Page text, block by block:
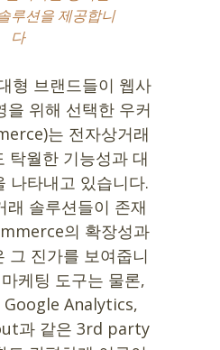
루션을 제공합니
다
형 브랜드들이 웹사
을 위해 선택한 우커
는 전자상거래
탁월한 기능성과 대
나타내고 있습니다.
래 솔루션들이 존재
의 확장성과
그 진가를 보여줍니
케팅 도구는 물론,
Google Analytics,
과 같은 3rd party